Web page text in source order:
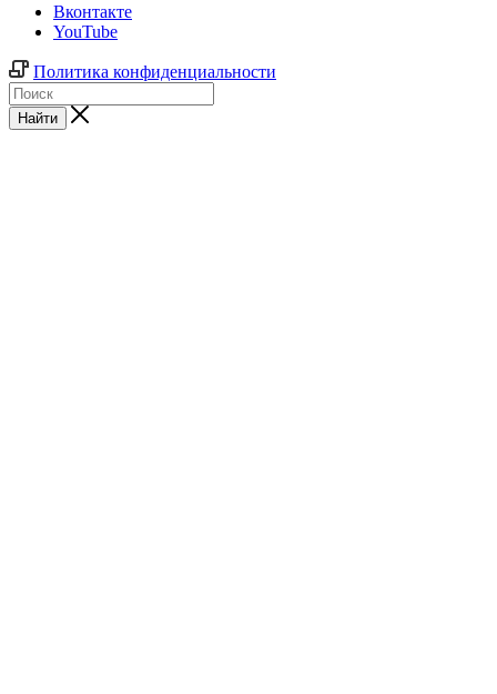
Вконтакте
YouTube
Политика конфиденциальности
Найти